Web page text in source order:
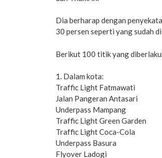
Dia berharap dengan
30 persen seperti yang sudah
Berikut 100 titik yang
1. Dalam kota:
Traffic Light Fatmawati
Jalan Pangeran Antasari
Underpass Mampang
Traffic Light Green Garden
Traffic Light Coca-Cola
Underpass Basura
Flyover Ladogi